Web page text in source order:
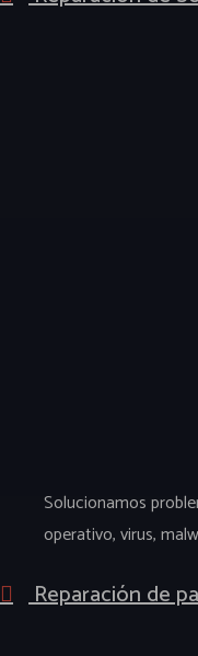
Solucionamos
operativo, virus,
Reparación de